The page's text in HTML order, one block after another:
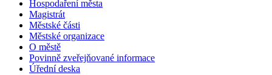
Hospodaření města
Magistrát
Městské části
Městské organizace
O městě
Povinně zveřejňované informace
Úřední deska